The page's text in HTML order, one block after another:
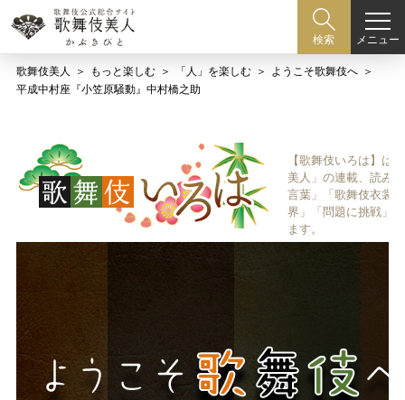
検索 メニュー
歌舞伎美人 もっと楽しむ 「人」を楽しむ
ようこそ歌舞伎へ
平成中村座『小笠原騒動』中村橋之助
【歌舞伎いろは】は
美人」の連載、読み
言葉」「歌舞伎衣裳
界」「問題に挑戦」
ます。